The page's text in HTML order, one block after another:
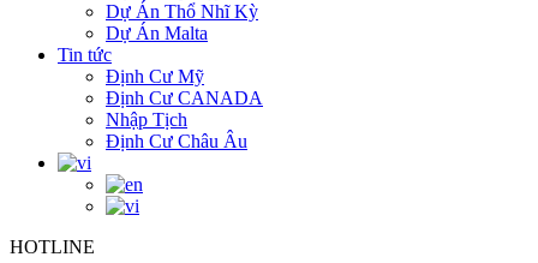
Dự Án Thổ Nhĩ Kỳ
Dự Án Malta
Tin tức
Định Cư Mỹ
Định Cư CANADA
Nhập Tịch
Định Cư Châu Âu
HOTLINE